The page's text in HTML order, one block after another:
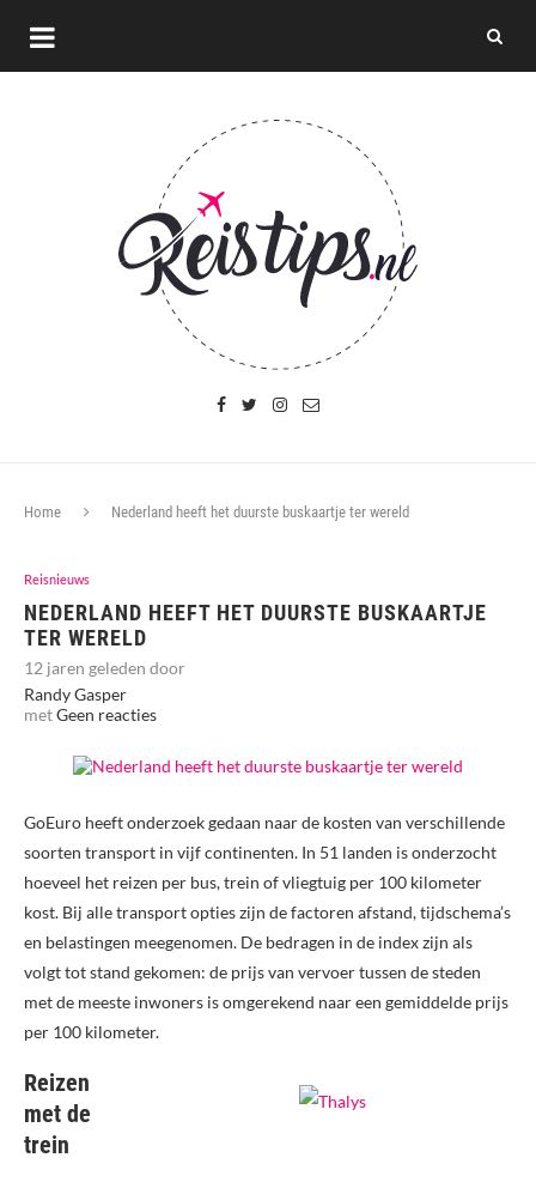
Home Nederland heeft het duurste buskaartje ter wereld
Reisnieuws
NEDERLAND HEEFT HET DUURSTE BUSKAARTJE
TER WERELD
12 jaren geleden door
Randy Gasper
metGeen reacties
GoEuro heeft onderzoek gedaan naar de kosten van verschillende
soorten transport in vijf continenten. In 51 landen is onderzocht
hoeveel het reizen per bus, trein of vliegtuig per 100 kilometer
kost. Bij alle transport opties zijn de factoren afstand, tijdschema’s
en belastingen meegenomen. De bedragen in de index zijn als
volgt tot stand gekomen: de prijs van vervoer tussen de steden
met de meeste inwoners is omgerekend naar een gemiddelde prijs
per 100 kilometer.
Reizen
met de
trein